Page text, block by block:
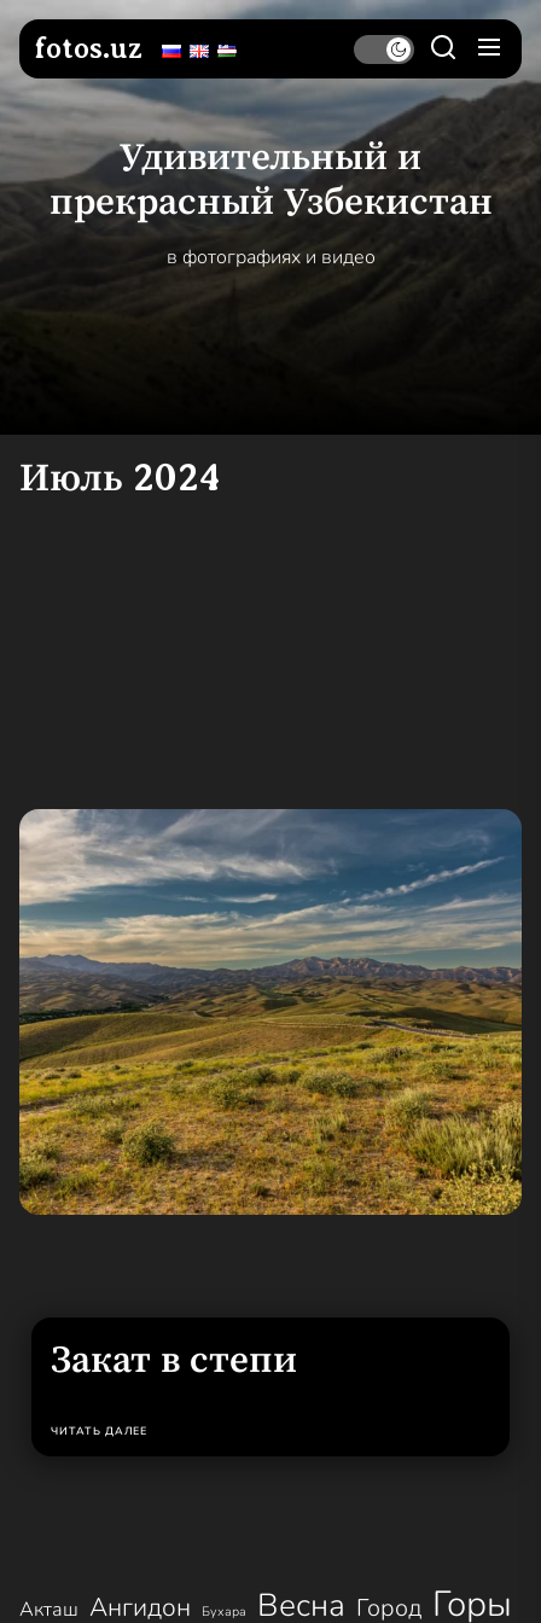
Перейти
содержимому
Удивительный и
прекрасный Узбекистан
в фотографиях и видео
fotos.uz
Июль 2024
Закат в степи
ЧИТАТЬ ДАЛЕЕ
Акташ Ангидон Бухара Весна Город Горы